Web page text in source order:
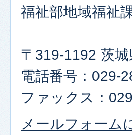
福祉部地域福祉
〒319-1192 茨
電話番号：029-
ファックス：
メールフォーム